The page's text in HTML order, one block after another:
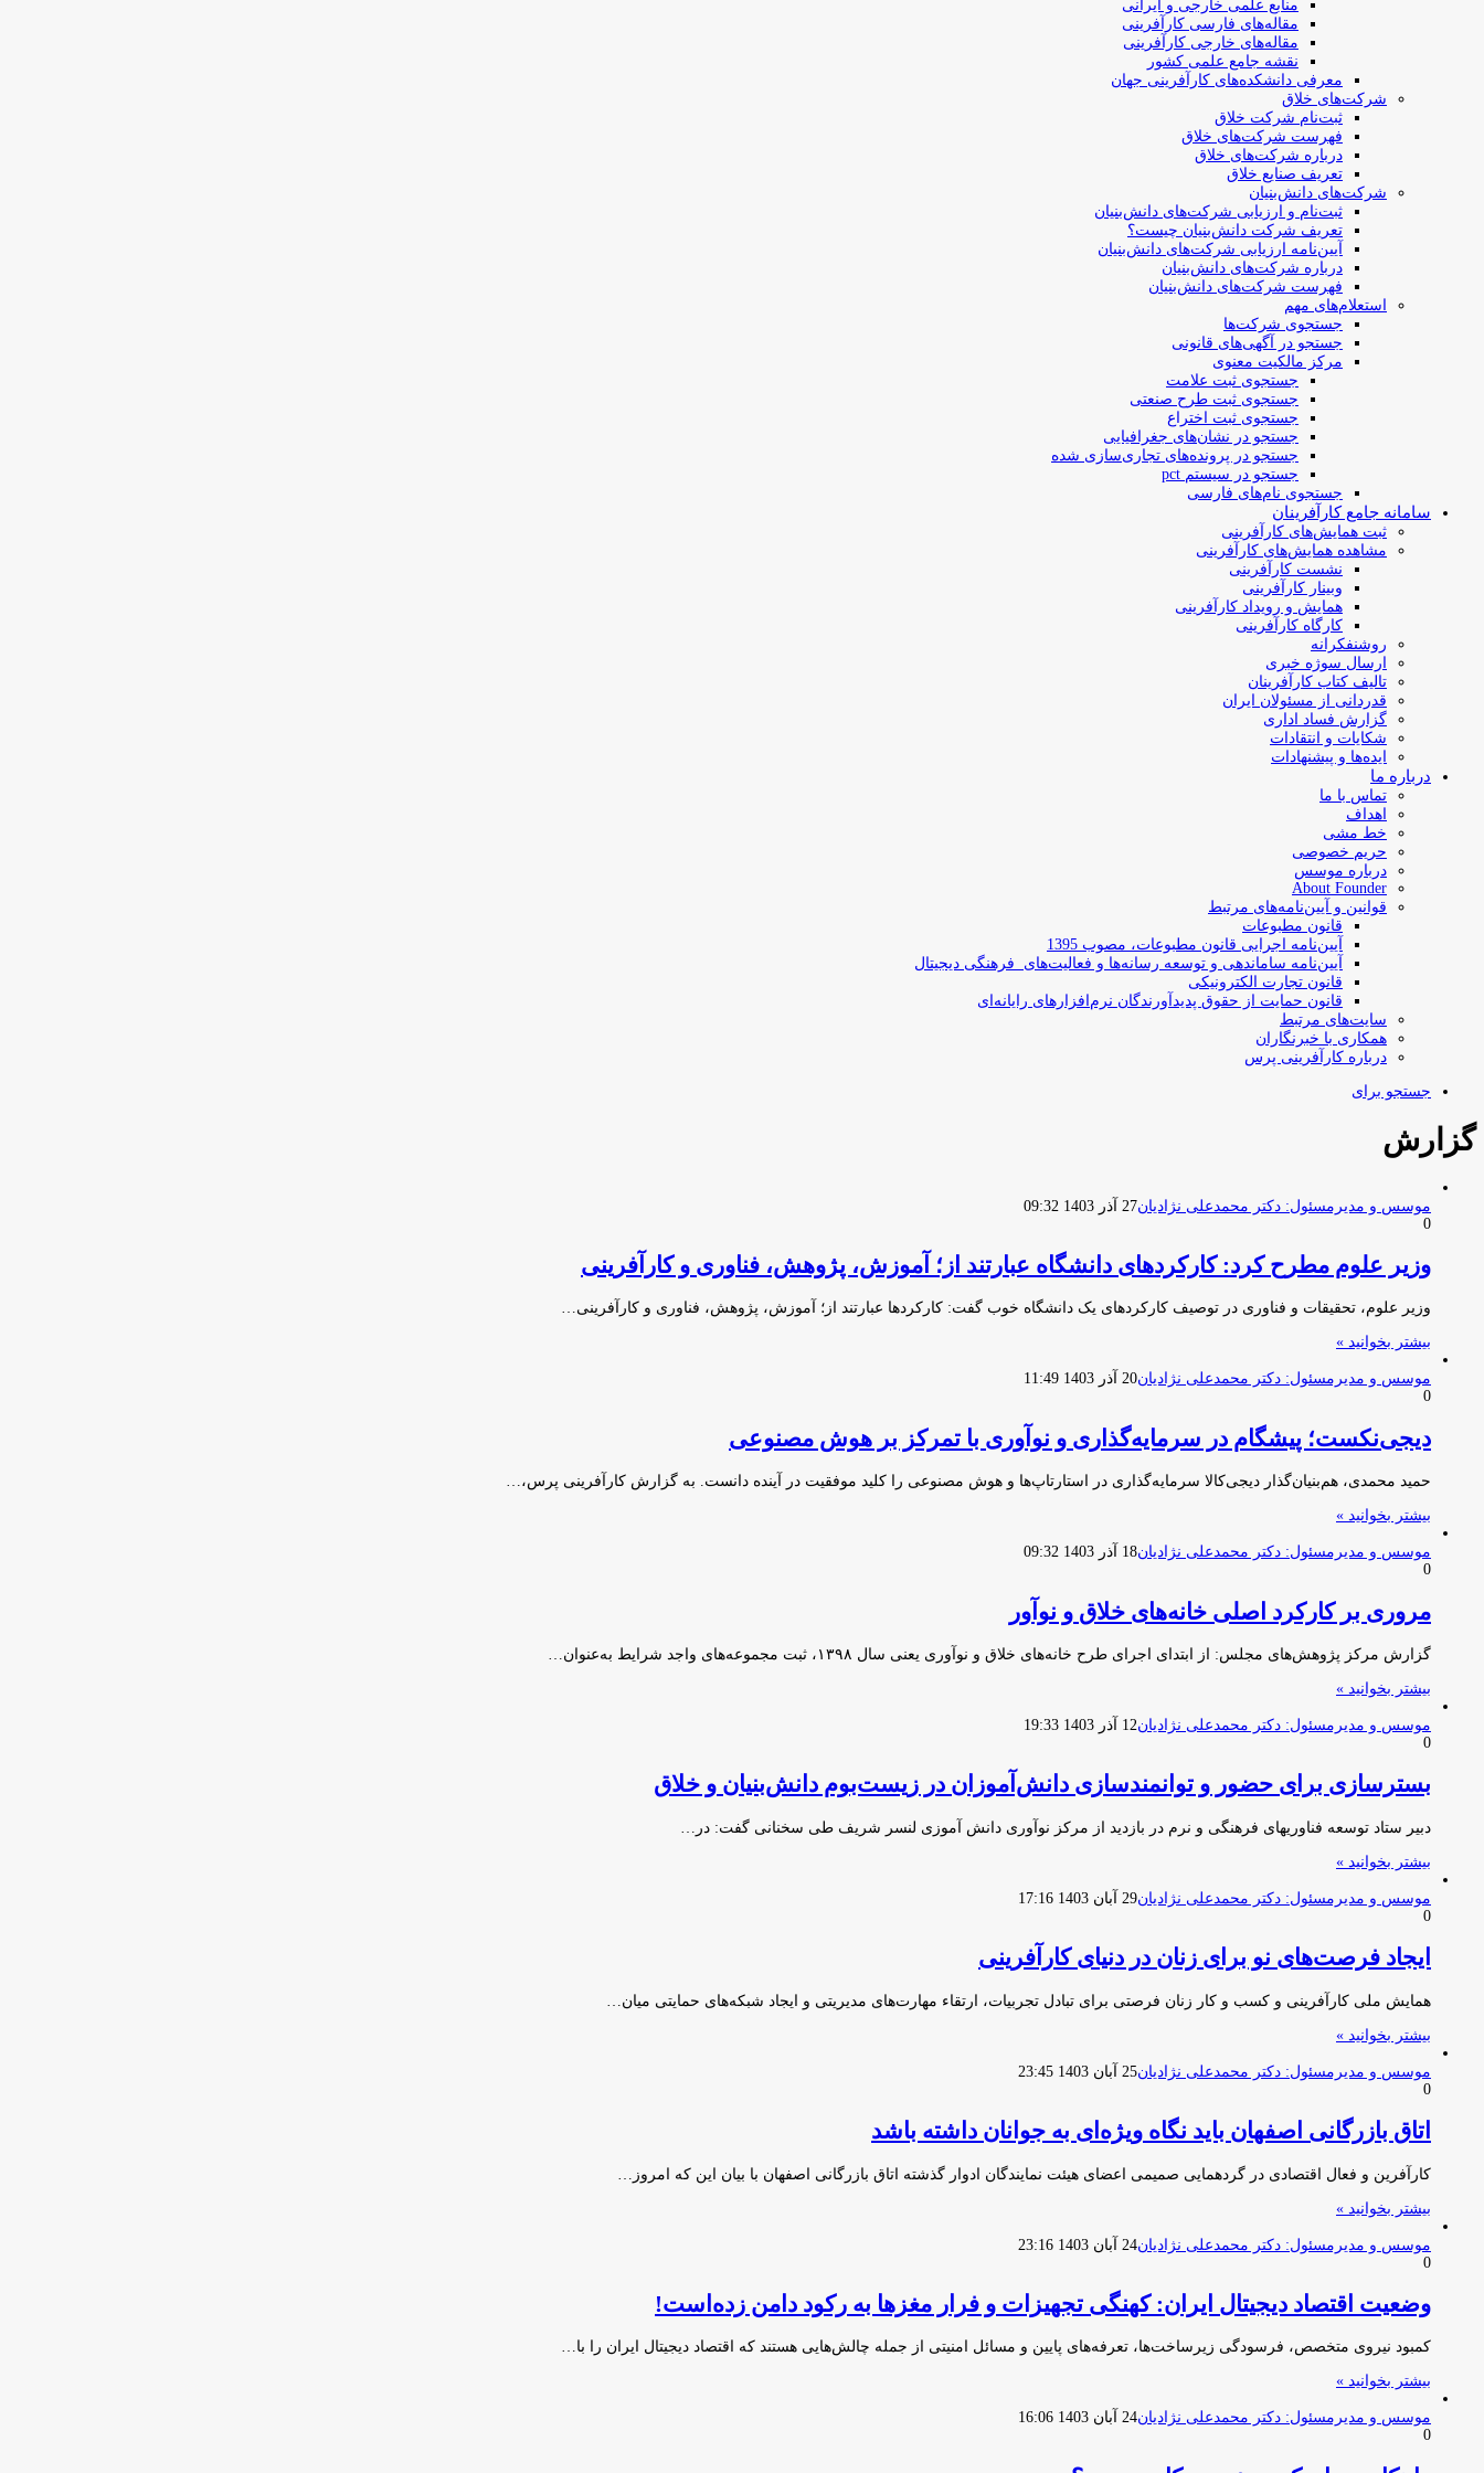
منابع علمی خارجی و ایرانی
مقاله‌های فارسی کارآفرینی
مقاله‌های خارجی کارآفرینی
نقشه جامع علمی کشور
معرفی دانشکده‌های کارآفرینی جهان
شرکت‌های خلاق
ثبت‌نام شرکت خلاق
فهرست شرکت‌های خلاق
درباره شرکت‌های خلاق
تعریف صنایع خلاق
شرکت‌های دانش‌بنیان
ثبت‌نام و ارزیابی شرکت‌های دانش‌بنیان
تعریف شرکت دانش‌بنیان چیست؟
آیین‌نامه ارزیابی شرکت‌های دانش‌بنیان
درباره شرکت‌های دانش‌بنیان
فهرست شرکت‌های دانش‌بنیان
استعلام‌های مهم
جستجوی شرکت‌ها
جستجو در آگهی‌های قانونی
مرکز مالکیت معنوی
جستجوی ثبت علامت
جستجوی ثبت طرح صنعتی
جستجوی ثبت اختراع
جستجو در نشان‌های جغرافیایی
جستجو در پرونده‌های تجاری‌سازی شده
جستجو در سیستم pct
جستجوی نام‌های فارسی
سامانه جامع کارآفرینان
ثبت همایش‌های کارآفرینی
مشاهده همایش‌های کارآفرینی
نشست کارآفرینی
وبینار کارآفرینی
همایش و رویداد کارآفرینی
کارگاه کارآفرینی
روشنفکرانه
ارسال سوژه‌ خبری
تالیف کتاب کارآفرینان
قدردانی از مسئولان ایران
گزارش فساد اداری
شکایات و انتقادات
ایده‌ها و پیشنهادات
درباره ما
تماس با ما
اهداف
خط مشی
حریم خصوصی
درباره موسس
About Founder
قوانین و آیین‌نامه‌های مرتبط
‌قانون مطبوعات
آیین‌نامه اجرایی قانون مطبوعات، مصوب 1395
آیین‌نامه سامان­دهی و توسعه رسانه­‌ها و فعالیت‌­های فرهنگی دیجیتال
قانون تجارت الکترونیکی
قانون حمایت از حقوق پدیدآورندگان نرم‌افزارهای رایانه‌ای
سایت‌های مرتبط
همکاری با خبرنگاران
درباره کارآفرینی پرس
جستجو برای
گزارش
موسس و مدیرمسئول: دکتر محمدعلی نژادیان27 آذر 1403 09:32
0
وزیر علوم مطرح کرد: کارکردهای دانشگاه عبارتند از؛ آموزش، پژوهش، فناوری و کارآفرینی
وزیر علوم، تحقیقات و فناوری در توصیف کارکردهای یک دانشگاه خوب گفت: کارکردها عبارتند از؛ آموزش، پژوهش، فناوری و کارآفرینی…
بیشتر بخوانید »
موسس و مدیرمسئول: دکتر محمدعلی نژادیان20 آذر 1403 11:49
0
دیجی‌نکست؛ پیشگام در سرمایه‌گذاری و نوآوری با تمرکز بر هوش مصنوعی
حمید محمدی، هم‌بنیان‌گذار دیجی‌کالا سرمایه‌گذاری در استارتاپ‌ها و هوش مصنوعی را کلید موفقیت در آینده دانست. به گزارش کارآفرینی پرس،…
بیشتر بخوانید »
موسس و مدیرمسئول: دکتر محمدعلی نژادیان18 آذر 1403 09:32
0
مروری بر کارکرد اصلی خانه‌های خلاق و نوآور
گزارش مرکز پژوهش‌های مجلس: از ابتدای اجرای طرح خانه‌های خلاق و نوآوری یعنی سال ۱۳۹۸، ثبت مجموعه‌های واجد شرایط به‌عنوان…
بیشتر بخوانید »
موسس و مدیرمسئول: دکتر محمدعلی نژادیان12 آذر 1403 19:33
0
بسترسازی برای حضور و توانمندسازی دانش‌آموزان در زیست‌بوم دانش‌بنیان و خلاق
دبیر ستاد توسعه فناوریهای فرهنگی و نرم در بازدید از مرکز نوآوری دانش آموزی لنسر شریف طی سخنانی گفت: در…
بیشتر بخوانید »
موسس و مدیرمسئول: دکتر محمدعلی نژادیان29 آبان 1403 17:16
0
ایجاد فرصت‌های نو برای زنان در دنیای کارآفرینی
همایش ملی کارآفرینی و کسب و کار زنان فرصتی برای تبادل تجربیات، ارتقاء مهارت‌های مدیریتی و ایجاد شبکه‌های حمایتی میان…
بیشتر بخوانید »
موسس و مدیرمسئول: دکتر محمدعلی نژادیان25 آبان 1403 23:45
0
اتاق بازرگانی اصفهان باید نگاه ویژه‌ای به جوانان داشته باشد
کارآفرین و فعال اقتصادی در گردهمایی صمیمی اعضای هیئت نمایندگان ادوار گذشته اتاق بازرگانی اصفهان با بیان این که امروز…
بیشتر بخوانید »
موسس و مدیرمسئول: دکتر محمدعلی نژادیان24 آبان 1403 23:16
0
وضعیت اقتصاد دیجیتال ایران: کهنگی تجهیزات و فرار مغزها به رکود دامن زده‌است!
کمبود نیروی متخصص، فرسودگی زیرساخت‌ها، تعرفه‌های پایین و مسائل امنیتی از جمله چالش‌هایی هستند که اقتصاد دیجیتال ایران را با…
بیشتر بخوانید »
موسس و مدیرمسئول: دکتر محمدعلی نژادیان24 آبان 1403 16:06
0